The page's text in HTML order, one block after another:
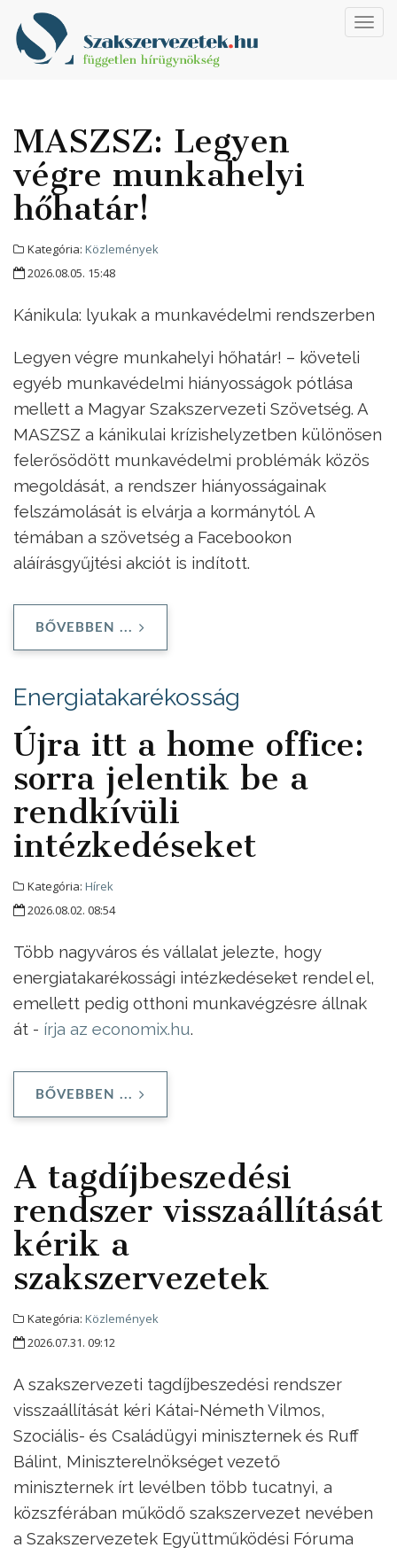
MASZSZ: Legyen
végre munkahelyi
hőhatár!
Kategória: Közlemények
2026.08.05. 15:48
Kánikula: lyukak a munkavédelmi rendszerben
Legyen végre munkahelyi hőhatár! – követeli
egyéb munkavédelmi hiányosságok pótlása
mellett a Magyar Szakszervezeti Szövetség. A
MASZSZ a kánikulai krízishelyzetben különösen
felerősödött munkavédelmi problémák közös
megoldását, a rendszer hiányosságainak
felszámolását is elvárja a kormánytól. A
témában a szövetség a Facebookon
aláírásgyűjtési akciót is indított.
BŐVEBBEN ...
Energiatakarékosság
Újra itt a home office:
sorra jelentik be a
rendkívüli
intézkedéseket
Kategória: Hírek
2026.08.02. 08:54
Több nagyváros és vállalat jelezte, hogy
energiatakarékossági intézkedéseket rendel el,
emellett pedig otthoni munkavégzésre állnak
át - írja az economix.hu.
BŐVEBBEN ...
A tagdíjbeszedési
rendszer visszaállítását
kérik a
szakszervezetek
Kategória: Közlemények
2026.07.31. 09:12
A szakszervezeti tagdíjbeszedési rendszer
visszaállítását kéri Kátai-Németh Vilmos,
Szociális- és Családügyi miniszternek és Ruff
Bálint, Miniszterelnökséget vezető
miniszternek írt levélben több tucatnyi, a
közszférában működő szakszervezet nevében
a Szakszervezetek Együttműködési Fóruma